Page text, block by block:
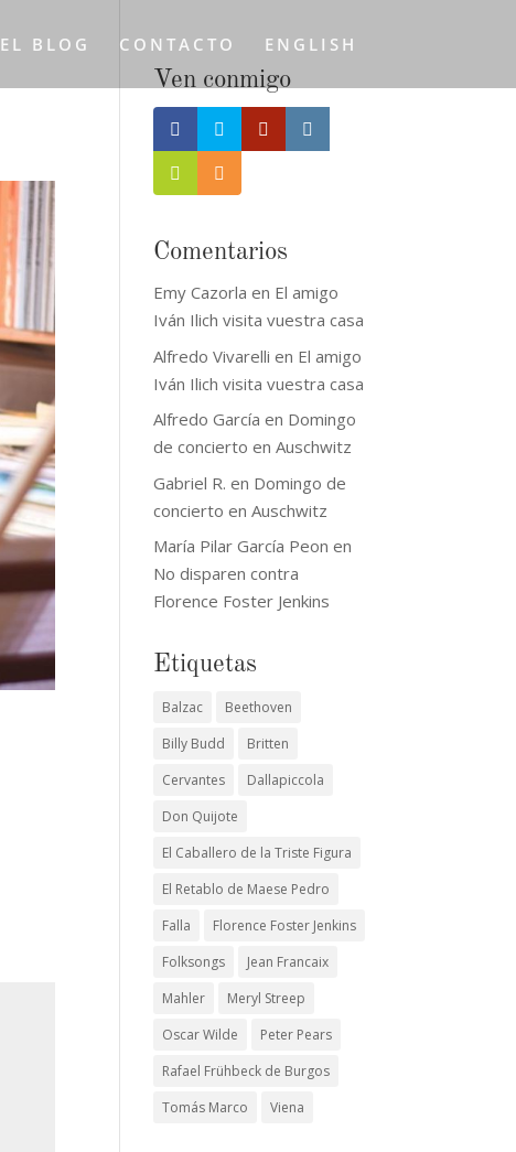
EL BLOG CONTACTO ENGLISH
Ven conmigo
Comentarios
Emy Cazorla en El amigo
Iván Ilich visita vuestra casa
Alfredo Vivarelli en El amigo
Iván Ilich visita vuestra casa
Alfredo García en Domingo
de concierto en Auschwitz
Gabriel R. en Domingo de
concierto en Auschwitz
María Pilar García Peon en
No disparen contra
Florence Foster Jenkins
Etiquetas
Balzac
Beethoven
Billy Budd
Britten
Cervantes
Dallapiccola
Don Quijote
El Caballero de la Triste Figura
El Retablo de Maese Pedro
Falla
Florence Foster Jenkins
Folksongs
Jean Francaix
Mahler
Meryl Streep
Oscar Wilde
Peter Pears
Rafael Frühbeck de Burgos
Tomás Marco
Viena